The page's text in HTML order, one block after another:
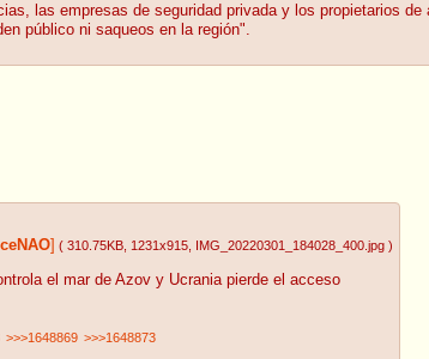
las empresas de seguridad privada y los propietarios
público ni saqueos en la región".
( 310.75KB , 1231x915 , IMG_20220301_184028_400.jpg )
el mar de Azov y Ucrania pierde el acceso
>>>1648869 >>>1648873